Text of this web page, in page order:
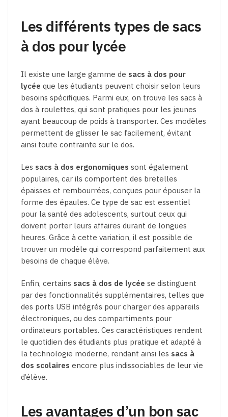
Les différents types de sacs
à dos pour lycée
Il existe une large gamme de sacs à dos pour
lycée que les étudiants peuvent choisir selon leurs
besoins spécifiques. Parmi eux, on trouve les sacs à
dos à roulettes, qui sont pratiques pour les jeunes
ayant beaucoup de poids à transporter. Ces modèles
permettent de glisser le sac facilement, évitant
ainsi toute contrainte sur le dos.
Les sacs à dos ergonomiques sont également
populaires, car ils comportent des bretelles
épaisses et rembourrées, conçues pour épouser la
forme des épaules. Ce type de sac est essentiel
pour la santé des adolescents, surtout ceux qui
doivent porter leurs affaires durant de longues
heures. Grâce à cette variation, il est possible de
trouver un modèle qui correspond parfaitement aux
besoins de chaque élève.
Enfin, certains sacs à dos de lycée se distinguent
par des fonctionnalités supplémentaires, telles que
des ports USB intégrés pour charger des appareils
électroniques, ou des compartiments pour
ordinateurs portables. Ces caractéristiques rendent
le quotidien des étudiants plus pratique et adapté à
la technologie moderne, rendant ainsi les sacs à
dos scolaires encore plus indissociables de leur vie
d’élève.
Les avantages d’un bon sac